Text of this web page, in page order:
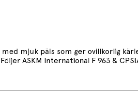
mjuk päls som ger ovillkorlig
ASKM International F 963 &